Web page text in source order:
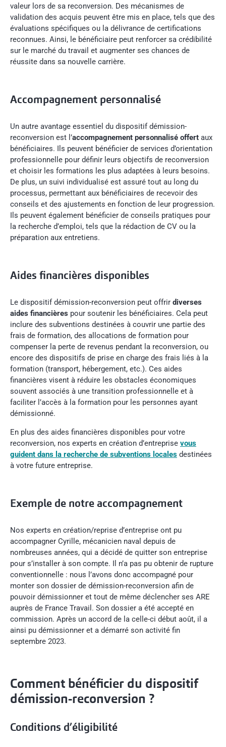
valeur lors de sa reconversion. Des mécanismes de
validation des acquis peuvent être mis en place, tels que des
évaluations spécifiques ou la délivrance de certifications
reconnues. Ainsi, le bénéficiaire peut renforcer sa crédibilité
sur le marché du travail et augmenter ses chances de
réussite dans sa nouvelle carrière.
Accompagnement personnalisé
Un autre avantage essentiel du dispositif démission-
reconversion est l’accompagnement personnalisé offert aux
bénéficiaires. Ils peuvent bénéficier de services d’orientation
professionnelle pour définir leurs objectifs de reconversion
et choisir les formations les plus adaptées à leurs besoins.
De plus, un suivi individualisé est assuré tout au long du
processus, permettant aux bénéficiaires de recevoir des
conseils et des ajustements en fonction de leur progression.
Ils peuvent également bénéficier de conseils pratiques pour
la recherche d’emploi, tels que la rédaction de CV ou la
préparation aux entretiens.
Aides financières disponibles
Le dispositif démission-reconversion peut offrir diverses
aides financières pour soutenir les bénéficiaires. Cela peut
inclure des subventions destinées à couvrir une partie des
frais de formation, des allocations de formation pour
compenser la perte de revenus pendant la reconversion, ou
encore des dispositifs de prise en charge des frais liés à la
formation (transport, hébergement, etc.). Ces aides
financières visent à réduire les obstacles économiques
souvent associés à une transition professionnelle et à
faciliter l’accès à la formation pour les personnes ayant
démissionné.
En plus des aides financières disponibles pour votre
reconversion, nos experts en création d’entreprise vous
guident dans la recherche de subventions locales destinées
à votre future entreprise.
Exemple de notre accompagnement
Nos experts en création/reprise d’entreprise ont pu
accompagner Cyrille, mécanicien naval depuis de
nombreuses années, qui a décidé de quitter son entreprise
pour s’installer à son compte. Il n’a pas pu obtenir de rupture
conventionnelle : nous l’avons donc accompagné pour
monter son dossier de démission-reconversion afin de
pouvoir démissionner et tout de même déclencher ses ARE
auprès de France Travail. Son dossier a été accepté en
commission. Après un accord de la celle-ci début août, il a
ainsi pu démissionner et a démarré son activité fin
septembre 2023.
Comment bénéficier du dispositif
démission-reconversion ?
Conditions d’éligibilité